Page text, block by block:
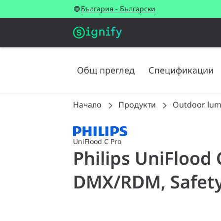
България - Български
Общ преглед Спецификации
Начало Продукти Outdoor
UniFlood C Pro
Philips UniFlood
DMX/RDM,